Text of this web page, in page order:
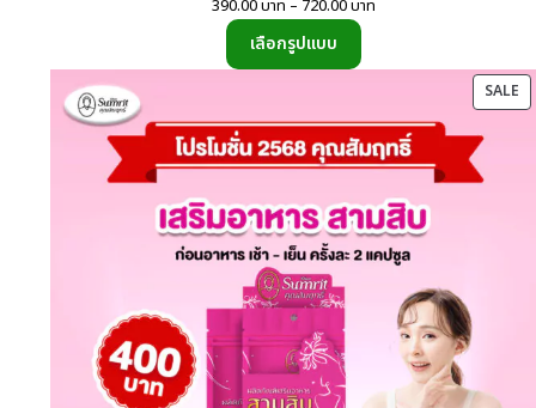
390.00บาท – 720.00บาท
720.00
บาท
เลือกรูปแบบ
SALE